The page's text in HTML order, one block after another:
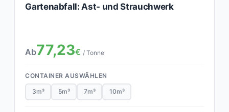
Gartenabfall: Ast- und Strauchwerk
Ab77,23€ / Tonne
CONTAINER AUSWÄHLEN
3m³ 5m³ 7m³ 10m³